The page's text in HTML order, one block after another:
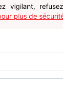
vigilant,
plus de